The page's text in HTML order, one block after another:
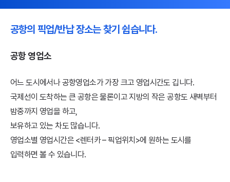
공항의 픽업/반납 장소는 찾기 쉽습니다.
공항 영업소
어느 도시에서나 공항영업소가 가장 크고 영업시간도 깁니다.
국제선이 도착하는 큰 공항은 물론이고 지방의 작은 공항도 새벽부터
밤중까지 영업을 하고,
보유하고 있는 차도 많습니다.
영업소별 영업시간은 <렌터카 – 픽업위치>에 원하는 도시를
입력하면 볼 수 있습니다.